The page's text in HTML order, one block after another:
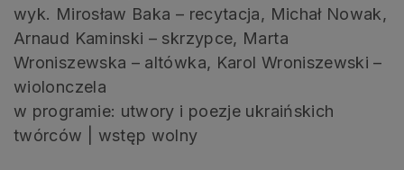
wyk. Mirosław Baka – recytacja, Michał Nowak,
Arnaud Kaminski – skrzypce, Marta
Wroniszewska – altówka, Karol Wroniszewski –
wiolonczela
w programie: utwory i poezje ukraińskich
twórców | wstęp wolny